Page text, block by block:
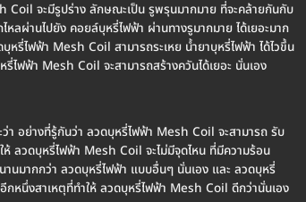
Coil จะมีรูปร่าง ลักษณะเป็น รูพรุนมากมาย ที่จะคล้ายกันกับ
หลผ่านไปยัง คอยล์บุหรี่ไฟฟ้า ผ่านทางรูมากมาย ได้เยอะมาก
หรี่ไฟฟ้า Mesh Coil สามารถระเหย น้ำยาบุหรี่ไฟฟ้า ได้ไวขึ้น
ไฟฟ้า Mesh Coil จะสามารถสร้างควันได้เยอะ นั่นเอง
า อย่างที่รู้กันว่า ลวดบุหรี่ไฟฟ้า Mesh Coil จะสามารถ รับ
ลวดบุหรี่ไฟฟ้า Mesh Coil จะไม่มีจุดไหน ที่มีความร้อน
นมากกว่า ลวดบุหรี่ไฟฟ้า แบบอื่นๆ นั่นเอง และ ลวดบุหรี่
หนึ่งสาเหตุที่ทำให้ ลวดบุหรี่ไฟฟ้า Mesh Coil ดีกว่านั่นเอง